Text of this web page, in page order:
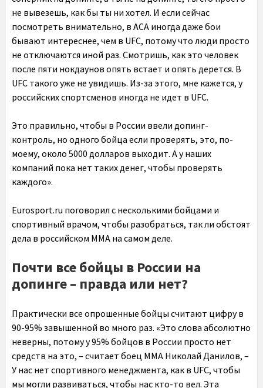
не вывезешь, как бы ты ни хотел. И если сейчас
посмотреть внимательно, в ACA иногда даже бои
бывают интереснее, чем в UFC, потому что люди просто
не отключаются иной раз. Смотришь, как это человек
после пяти нокдаунов опять встает и опять дерется. В
UFC такого уже не увидишь. Из-за этого, мне кажется, у
российских спортсменов иногда не идет в UFC.
Это правильно, чтобы в России ввели допинг-
контроль, но одного бойца если проверять, это, по-
моему, около 5000 долларов выходит. А у наших
компаний пока нет таких денег, чтобы проверять
каждого».
Eurosport.ru поговорил с несколькими бойцами и
спортивный врачом, чтобы разобраться, так ли обстоят
дела в российском ММА на самом деле.
Почти все бойцы в России на
допинге – правда или нет?
Практически все опрошенные бойцы считают цифру в
90-95% завышенной во много раз. «Это слова абсолютно
неверны, потому у 95% бойцов в России просто нет
средств на это, – считает боец ММА Николай Данилов, –
У нас нет спортивного менеджмента, как в UFC, чтобы
мы могли развиваться, чтобы нас кто-то вел. Эта